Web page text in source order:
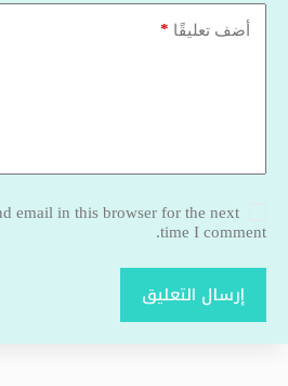
أضف تعليقًا *
email in this browser for the next
time I comment.
إرسال التعليق